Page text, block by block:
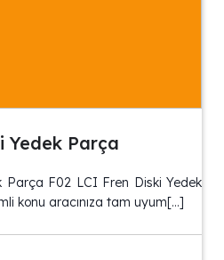
Yedek Parça
Parça F02 LCI Fren Diski Yedek
konu aracınıza tam uyum[…]